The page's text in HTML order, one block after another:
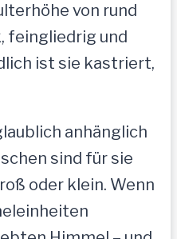
von rund
feingliedrig und
ist sie kastriert,
anhänglich
sind für sie
oder klein. Wenn